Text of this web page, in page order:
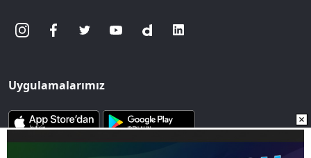
Uygulamalarımız